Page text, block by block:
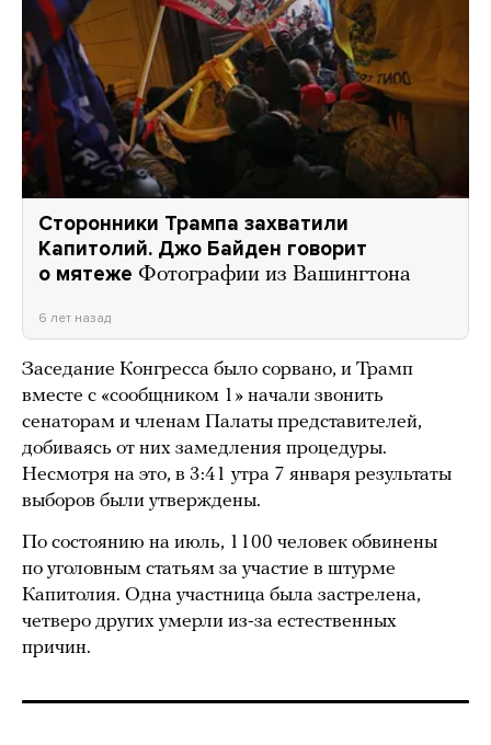
Сторонники Трампа захватили
Капитолий. Джо Байден говорит
о мятеже Фотографии из Вашингтона
6 лет назад
Заседание Конгресса было сорвано, и Трамп
вместе с «сообщником 1» начали звонить
сенаторам и членам Палаты представителей,
добиваясь от них замедления процедуры.
Несмотря на это, в 3:41 утра 7 января результаты
выборов были утверждены.
По состоянию на июль, 1100 человек обвинены
по уголовным статьям за участие в штурме
Капитолия. Одна участница была застрелена,
четверо других умерли из-за естественных
причин.